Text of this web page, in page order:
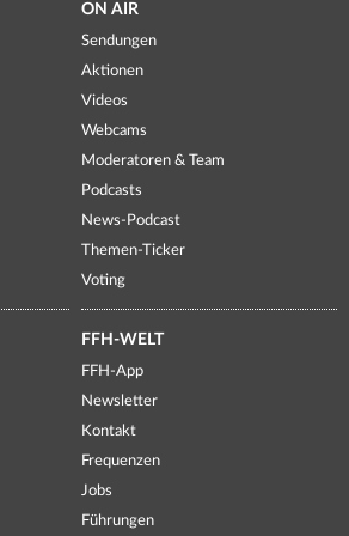
ON AIR
Sendungen
Aktionen
Videos
Webcams
Moderatoren & Team
Podcasts
News-Podcast
Themen-Ticker
Voting
FFH-WELT
FFH-App
Newsletter
Kontakt
Frequenzen
Jobs
Führungen